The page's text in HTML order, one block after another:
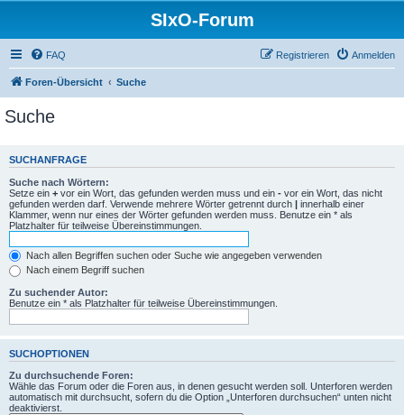
SIxO-Forum
FAQ Anmelden
Registrieren
Foren-Übersicht Suche
Suche
SUCHANFRAGE
Suche nach Wörtern:
Setze ein + vor ein Wort, das gefunden werden muss und ein - vor ein Wort, das nicht
gefunden werden darf. Verwende mehrere Wörter getrennt durch | innerhalb einer
Klammer, wenn nur eines der Wörter gefunden werden muss. Benutze ein * als
Platzhalter für teilweise Übereinstimmungen.
Nach allen Begriffen suchen oder Suche wie angegeben verwenden
Nach einem Begriff suchen
Zu suchender Autor:
Benutze ein * als Platzhalter für teilweise Übereinstimmungen.
SUCHOPTIONEN
Zu durchsuchende Foren:
Wähle das Forum oder die Foren aus, in denen gesucht werden soll. Unterforen werden
automatisch mit durchsucht, sofern du die Option „Unterforen durchsuchen“ unten nicht
deaktivierst.